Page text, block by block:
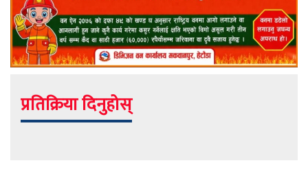
प्रतिक्रिया दिनुहोस्